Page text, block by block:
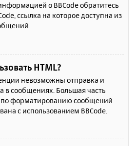
о BBCode обратитесь
ссылка на которое доступна из
HTML?
невозможны отправка и
в сообщениях. Большая часть
по форматированию сообщений
с использованием BBCode.